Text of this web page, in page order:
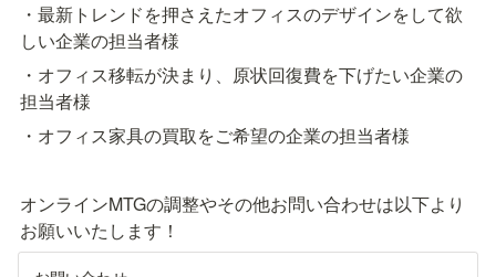
・最新トレンドを押さえたオフィスのデザインをして欲
しい企業の担当者様
・オフィス移転が決まり、原状回復費を下げたい企業の
担当者様
・オフィス家具の買取をご希望の企業の担当者様
オンラインMTGの調整やその他お問い合わせは以下より
お願いいたします！